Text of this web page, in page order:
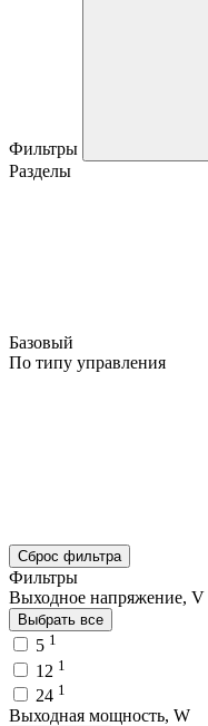
Фильтры
Разделы
Базовый
По типу управления
Сброс фильтра
Фильтры
Выходное напряжение, V
Выбрать все
5 1
12 1
24 1
Выходная мощность, W